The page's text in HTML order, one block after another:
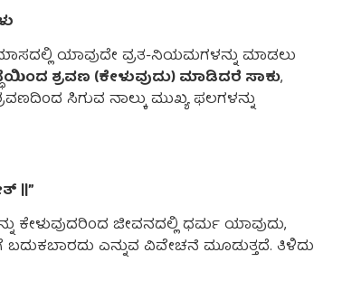
ಯಾವುದೇ ವ್ರತ-ನಿಯಮಗಳನ್ನು ಮಾಡಲು
ಶ್ರವಣ (ಕೇಳುವುದು) ಮಾಡಿದರೆ ಸಾಕು,
ಸಿಗುವ ನಾಲ್ಕು ಮುಖ್ಯ ಫಲಗಳನ್ನು
||”
ಕೇಳುವುದರಿಂದ ಜೀವನದಲ್ಲಿ ಧರ್ಮ ಯಾವುದು,
ಎನ್ನುವ ವಿವೇಚನೆ ಮೂಡುತ್ತದೆ. ತಿಳಿದು